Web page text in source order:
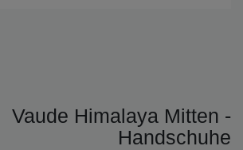
Vaude Himalaya Mitten -
Handschuhe